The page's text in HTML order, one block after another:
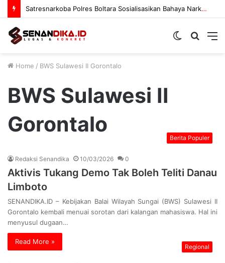
Search
Switch
Home / BWS Sulawesi II Gorontalo
BWS Sulawesi II
Gorontalo
Berita Populer
Redaksi Senandika 10/03/2026 0
Aktivis Tukang Demo Tak Boleh Teliti Danau
Limboto
SENANDIKA.ID – Kebijakan Balai Wilayah Sungai (BWS) Sulawesi II
Gorontalo kembali menuai sorotan dari kalangan mahasiswa. Hal ini
menyusul dugaan…
Read More »
Regional